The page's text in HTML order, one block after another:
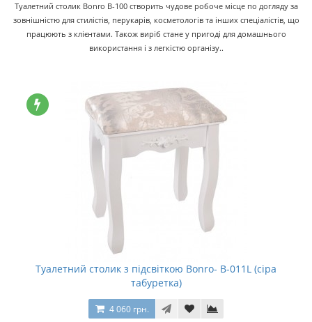
Туалетний столик Bonro B-100 створить чудове робоче місце по догляду за
зовнішністю для стилістів, перукарів, косметологів та інших спеціалістів, що
працюють з клієнтами. Також виріб стане у пригоді для домашнього
використання і з легкістю організу..
Туалетний столик з підсвіткою Bonro- В-011L (сіра
табуретка)
4 060 грн.